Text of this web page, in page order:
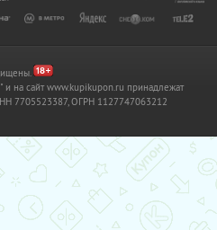
и на сайт www.kupikupon.ru принадлежат
7705523387, ОГРН 1127747063212